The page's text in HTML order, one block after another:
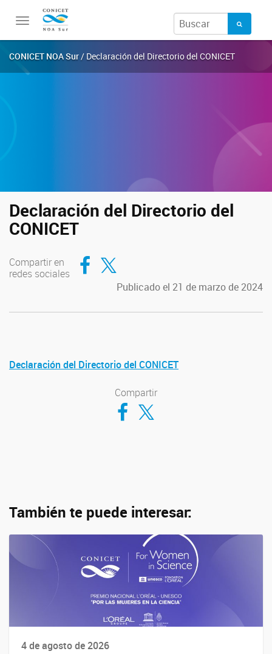
Toggle
navigation
CONICET NOA Sur/ Declaración del Directorio del CONICET
Declaración del Directorio del
CONICET
Compartir en
redes sociales
Compartir en Facebook
Compartir en Twitter
Publicado el 21 de marzo de 2024
Declaración del Directorio del CONICET
Compartir
Compartir en Facebook
Compartir en Twitter
También te puede interesar:
4 de agosto de 2026